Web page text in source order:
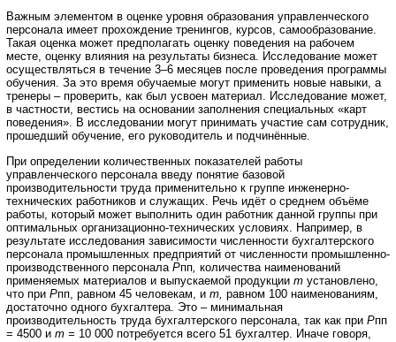
Важным элементом в оценке уровня образования управленческого
персонала имеет прохождение тренингов, курсов, самообразование.
Такая оценка может предполагать оценку поведения на рабочем
месте, оценку влияния на результаты бизнеса. Исследование может
осуществляться в течение 3–6 месяцев после проведения программы
обучения. За это время обучаемые могут применить новые навыки, а
тренеры – проверить, как был усвоен материал. Исследование может,
в частности, вестись на основании заполнения специальных «карт
поведения». В исследовании могут принимать участие сам сотрудник,
прошедший обучение, его руководитель и подчинённые.
При определении количественных показателей работы
управленческого персонала введу понятие базовой
производительности труда применительно к группе инженерно-
технических работников и служащих. Речь идёт о среднем объёме
работы, который может выполнить один работник данной группы при
оптимальных организационно-технических условиях. Например, в
результате исследования зависимости численности бухгалтерского
персонала промышленных предприятий от численности промышленно-
производственного персонала Рпп количества наименований
применяемых материалов и выпускаемой продукции m установлено,
что при Рпп, равном 45 человекам, и m равном 100 наименованиям,
достаточно одного бухгалтера. Это – минимальная
производительность труда бухгалтерского персонала, так как при Рпп
= 4500 и m = 10 000 потребуется всего 51 бухгалтер. Иначе говоря,